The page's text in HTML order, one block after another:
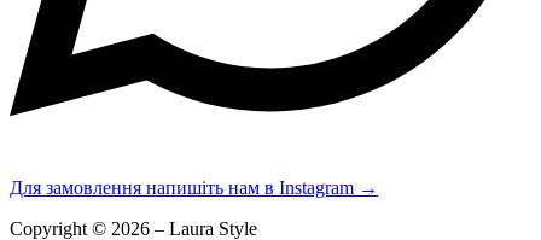
Для замовлення напишіть нам в Instagram →
Copyright © 2026 – Laura Style